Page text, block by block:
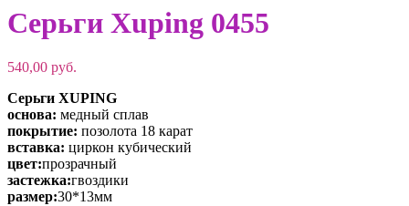
Серьги Xuping 0455
540,00 руб.
Серьги XUPING
основа: медный сплав
покрытие: позолота 18 карат
вставка: циркон кубический
цвет:прозрачный
застежка:гвоздики
размер:30*13мм